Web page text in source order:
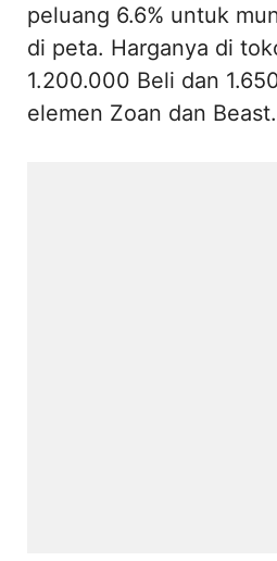
peluang 6.6% untuk
di peta. Harganya di
1.200.000 Beli dan
elemen Zoan dan Beast.